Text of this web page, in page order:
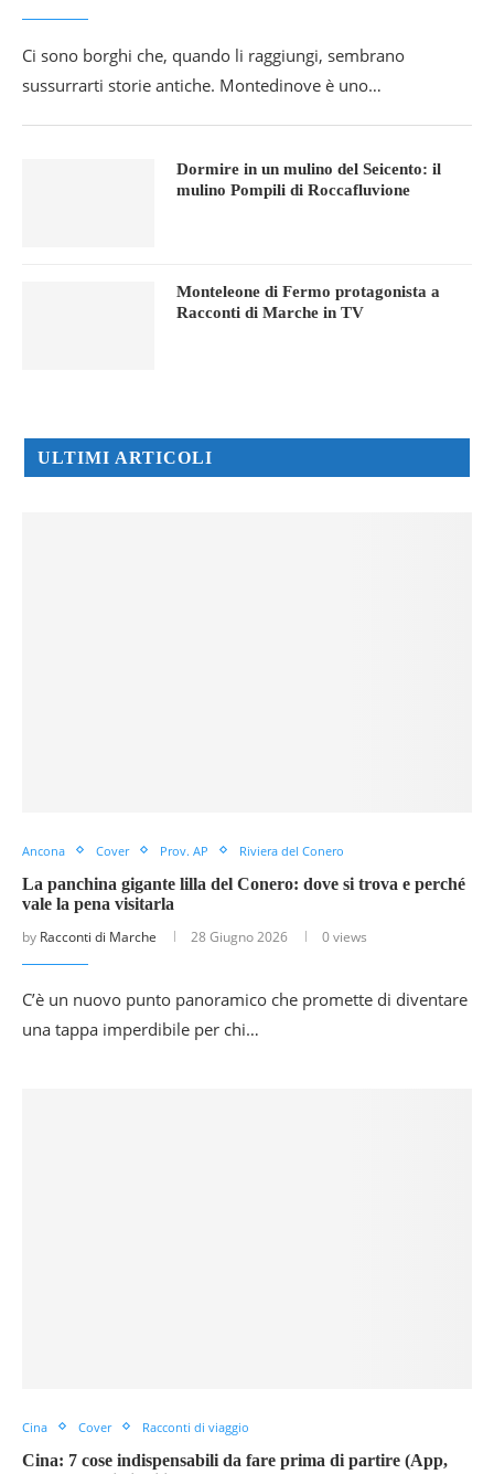
Ci sono borghi che, quando li raggiungi, sembrano
sussurrarti storie antiche. Montedinove è uno…
Dormire in un mulino del Seicento: il
mulino Pompili di Roccafluvione
Monteleone di Fermo protagonista a
Racconti di Marche in TV
ULTIMI ARTICOLI
Ancona Cover Prov. AP Riviera del Conero
La panchina gigante lilla del Conero: dove si trova e perché
vale la pena visitarla
by Racconti di Marche 28 Giugno 2026 0 views
C’è un nuovo punto panoramico che promette di diventare
una tappa imperdibile per chi…
Cina Cover Racconti di viaggio
Cina: 7 cose indispensabili da fare prima di partire (App,